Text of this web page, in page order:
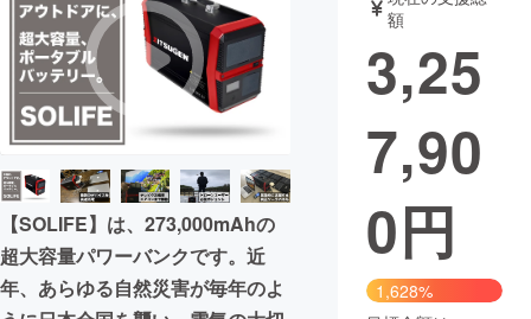
テクノロジー・ガジェット
映像・映画 書籍・雑誌
ビジネス・起業 チャレンジ
まちづくり・地域活性化
CAMPFIRE for Social Good
CAMPFIRE Creation
【SOLIFE】は、273,000mAhの
超大容量パワーバンクです。近
年、あらゆる自然災害が毎年のよ
額
3,25
7,90
0円
1,628%